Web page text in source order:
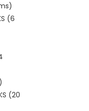
(6
(20